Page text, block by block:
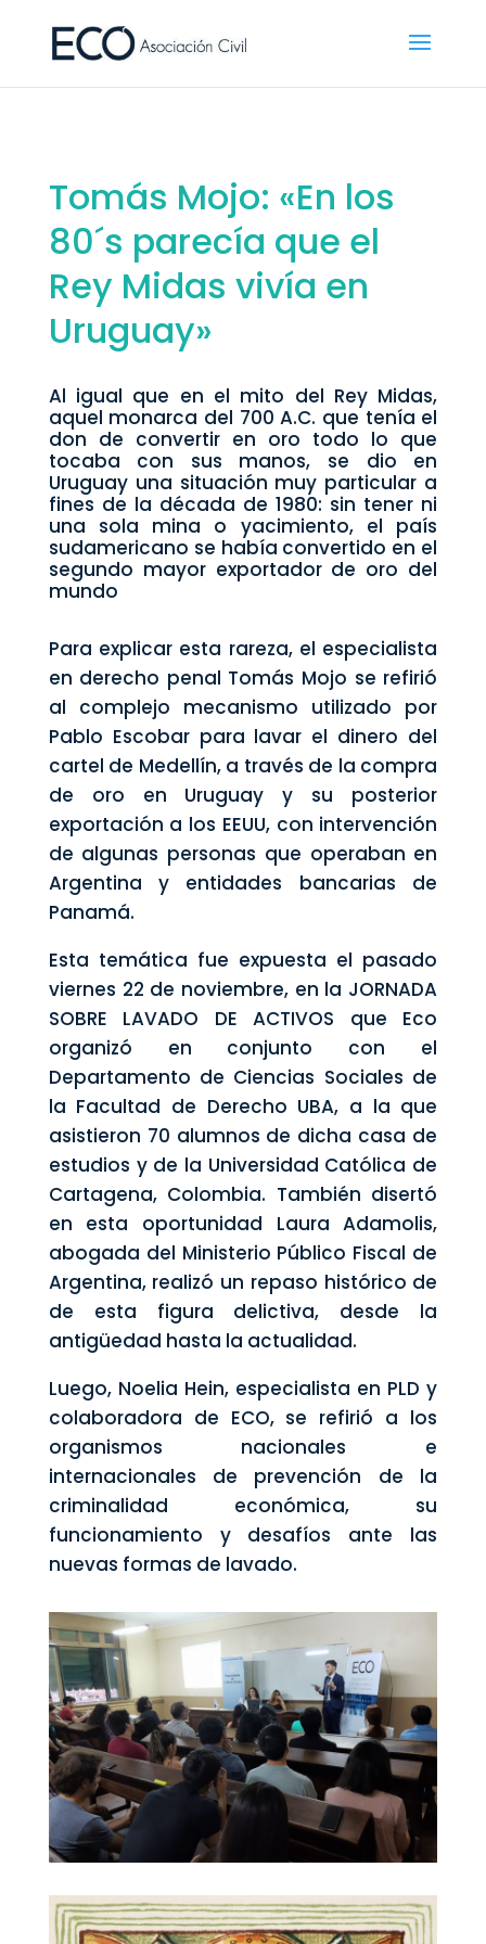
Tomás Mojo: «En los
80´s parecía que el
Rey Midas vivía en
Uruguay»
Al igual que en el mito del Rey Midas,
aquel monarca del 700 A.C. que tenía el
don de convertir en oro todo lo que
tocaba con sus manos, se dio en
Uruguay una situación muy particular a
fines de la década de 1980: sin tener ni
una sola mina o yacimiento, el país
sudamericano se había convertido en el
segundo mayor exportador de oro del
mundo
Para explicar esta rareza, el especialista
en derecho penal Tomás Mojo se refirió
al complejo mecanismo utilizado por
Pablo Escobar para lavar el dinero del
cartel de Medellín, a través de la compra
de oro en Uruguay y su posterior
exportación a los EEUU, con intervención
de algunas personas que operaban en
Argentina y entidades bancarias de
Panamá.
Esta temática fue expuesta el pasado
viernes 22 de noviembre, en la JORNADA
SOBRE LAVADO DE ACTIVOS que Eco
organizó en conjunto con el
Departamento de Ciencias Sociales de
la Facultad de Derecho UBA, a la que
asistieron 70 alumnos de dicha casa de
estudios y de la Universidad Católica de
Cartagena, Colombia. También disertó
en esta oportunidad Laura Adamolis,
abogada del Ministerio Público Fiscal de
Argentina, realizó un repaso histórico de
de esta figura delictiva, desde la
antigüedad hasta la actualidad.
Luego, Noelia Hein, especialista en PLD y
colaboradora de ECO, se refirió a los
organismos nacionales e
internacionales de prevención de la
criminalidad económica, su
funcionamiento y desafíos ante las
nuevas formas de lavado.